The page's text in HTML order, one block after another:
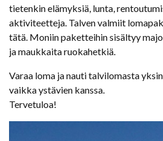
tietenkin elämyksiä, lunta,
aktiviteetteja. Talven valmiit
tätä. Moniin paketteihin sisältyy
ja maukkaita ruokahetkiä.
Varaa loma ja nauti talvilomasta
vaikka ystävien kanssa.
Tervetuloa!